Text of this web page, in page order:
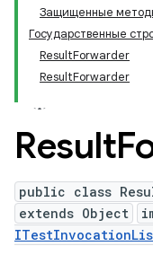
Защищенные
Государственные
ResultForwarder
ResultForwarder
Result
public class
extends Object